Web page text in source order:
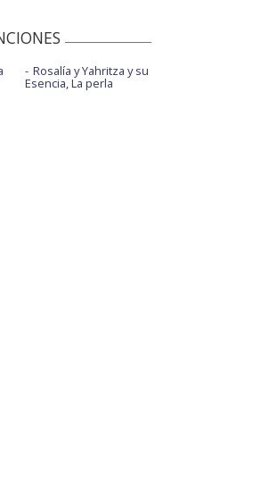
Rosalía y Yahritza y su
Esencia, La perla